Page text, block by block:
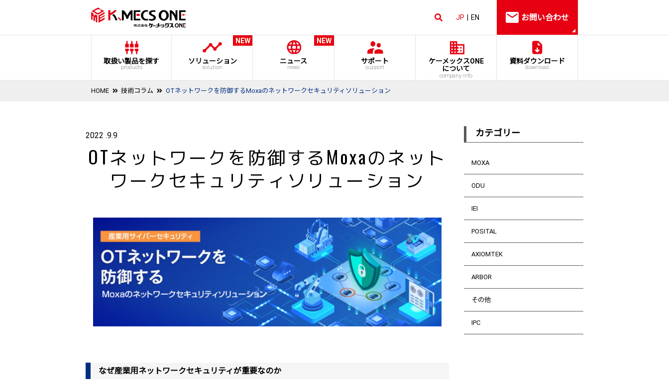
JP EN お問い合わせ
取扱い製品を探す
products
ソリューション
solution
NEW
ニュース
news
NEW
サポート
support
ケーメックスONE
について
company info
資料ダウンロード
download
HOME 技術コラム OTネットワークを防御するMoxaのネットワークセキュリティソリューション
2022 .9.9
OTネットワークを防御するMoxaのネット
ワークセキュリティソリューション
なぜ産業用ネットワークセキュリティが重要なのか
カテゴリー
MOXA
ODU
IEI
POSITAL
AXIOMTEK
ARBOR
その他
IPC